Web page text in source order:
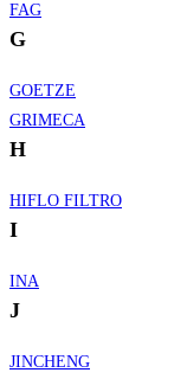
FAG
G
GOETZE
GRIMECA
H
HIFLO FILTRO
I
INA
J
JINCHENG